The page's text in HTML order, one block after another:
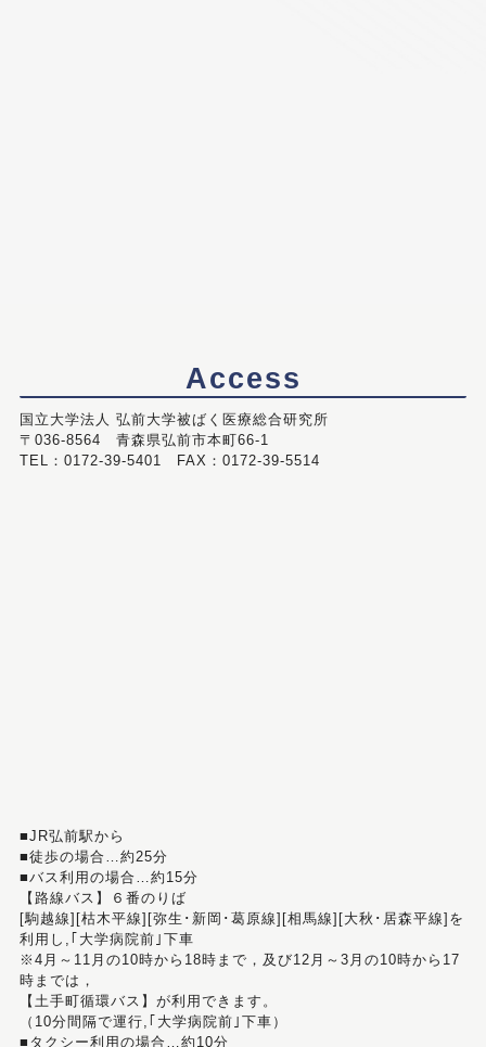
Access
国立大学法人 弘前大学被ばく医療総合研究所
〒036-8564 青森県弘前市本町66-1
TEL：0172-39-5401 FAX：0172-39-5514
■JR弘前駅から
■徒歩の場合…約25分
■バス利用の場合…約15分
【路線バス】６番のりば
[駒越線][枯木平線][弥生･新岡･葛原線][相馬線][大秋･居森平線]を
利用し,｢大学病院前｣下車
※4月～11月の10時から18時まで，及び12月～3月の10時から17
時までは，
【土手町循環バス】が利用できます。
（10分間隔で運行,｢大学病院前｣下車）
■タクシー利用の場合…約10分